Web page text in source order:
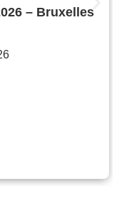
– Bruxelles